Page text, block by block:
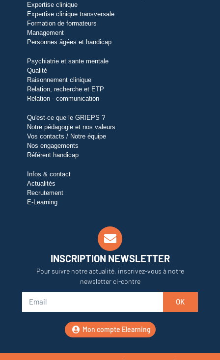
Expertise clinique
Expertise clinique transversale
Formation de formateurs
Management
Personnes âgées et handicap
Psychiatrie et sante mentale
Qualité
Raisonnement clinique
Relation, recherche et ETP
Relation - communication
Qu'est-ce que le GRIEPS ?
Notre pédagogie et nos valeurs
Vos contacts / Notre équipe
Nos engagements
Référent handicap
Infos & contact
Actualités
Recrutement
E-Learning
INSCRIPTION NEWSLETTER
Pour suivre notre actualité, inscrivez-vous à notre
newsletter ci-contre
OK
Mon compte Elearning